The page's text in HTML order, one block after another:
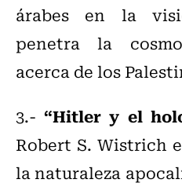
árabes en la
penetra la
acerca de los
3.-“Hitler y el
Robert S. Wistrich
la naturaleza